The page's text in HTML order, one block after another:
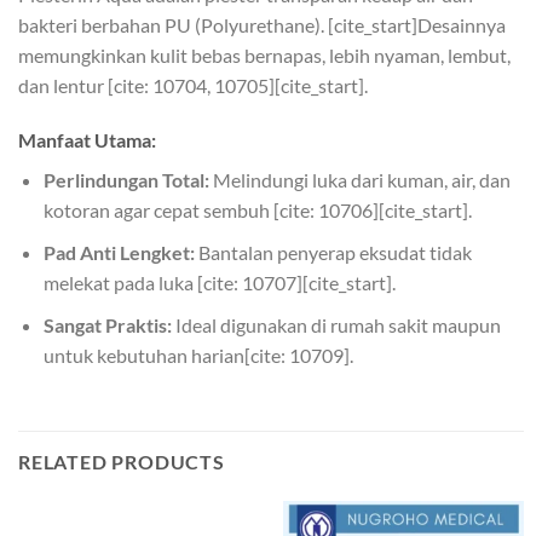
bakteri berbahan PU (Polyurethane). [cite_start]Desainnya
memungkinkan kulit bebas bernapas, lebih nyaman, lembut,
dan lentur [cite: 10704, 10705][cite_start].
Manfaat Utama:
Perlindungan Total:Melindungi luka dari kuman, air, dan
kotoran agar cepat sembuh [cite: 10706][cite_start].
Pad Anti Lengket:Bantalan penyerap eksudat tidak
melekat pada luka [cite: 10707][cite_start].
Sangat Praktis:Ideal digunakan di rumah sakit maupun
untuk kebutuhan harian[cite: 10709].
RELATED PRODUCTS